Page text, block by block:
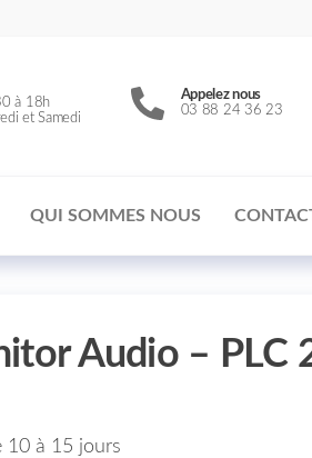
à 18h
et Samedi
Appelez nous
03 88 24 36 23
QUI SOMMES NOUS
Audio – PLC
10 à 15 jours